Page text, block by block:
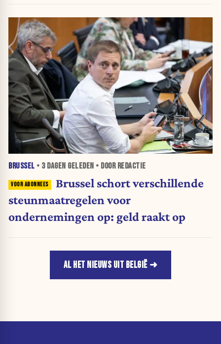
BRUSSEL • 3 DAGEN GELEDEN • DOOR REDACTIE
Brussel schort verschillende
steunmaatregelen voor
ondernemingen op: geld raakt op
AL HET NIEUWS UIT BELGIË